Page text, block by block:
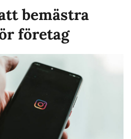
bemästra
företag